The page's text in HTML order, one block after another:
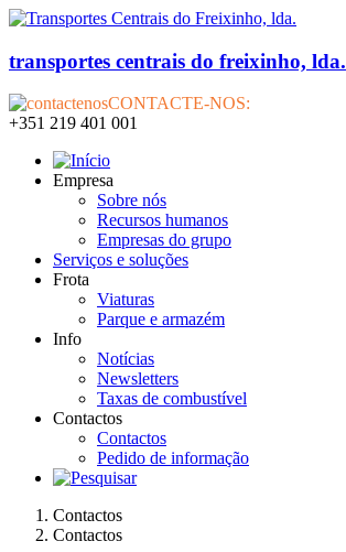
transportes centrais do freixinho, lda.
CONTACTE-NOS:
+351 219 401 001
Empresa
Sobre nós
Recursos humanos
Empresas do grupo
Serviços e soluções
Frota
Viaturas
Parque e armazém
Info
Notícias
Newsletters
Taxas de combustível
Contactos
Contactos
Pedido de informação
Contactos
Contactos